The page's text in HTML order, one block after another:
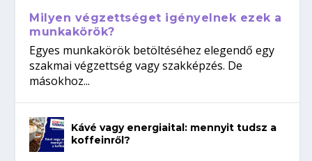
Milyen végzettséget igényelnek ezek a
munkakörök?
Egyes munkakörök betöltéséhez elegendő egy
szakmai végzettség vagy szakképzés. De
másokhoz...
Kávé vagy energiaital: mennyit tudsz a
koffeinről?